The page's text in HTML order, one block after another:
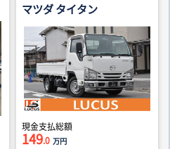
マツダ タイタン
現金支払総額
149.0 万円